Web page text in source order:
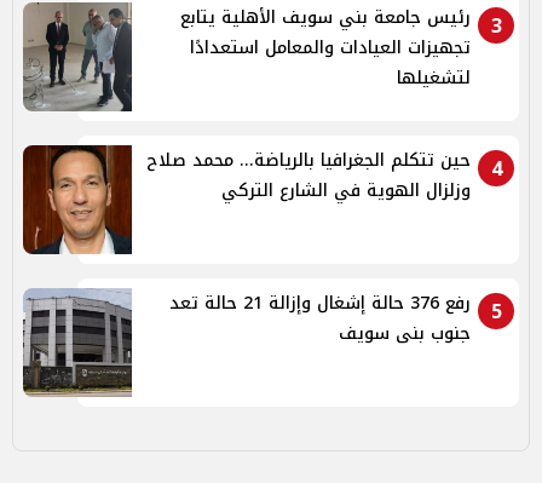
3
رئيس جامعة بني سويف الأهلية يتابع
تجهيزات العيادات والمعامل استعدادًا
لتشغيلها
4
حين تتكلم الجغرافيا بالرياضة... محمد صلاح
وزلزال الهوية في الشارع التركي
5
رفع 376 حالة إشغال وإزالة 21 حالة تعد
جنوب بنى سويف